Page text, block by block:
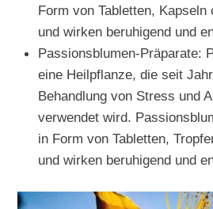
Form von Tabletten, Kapseln
und wirken beruhigend und
Passionsblumen-Präparate:
eine Heilpflanze, die seit
Behandlung von Stress und
verwendet wird.
in Form von Tabletten,
und wirken beruhigend und